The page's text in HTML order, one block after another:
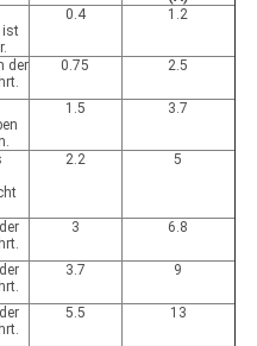
ist
0.4 1.2
der
0.75 2.5
1.5 3.7
2.2 5
3 6.8
3.7 9
5.5 13